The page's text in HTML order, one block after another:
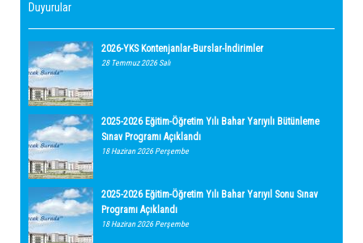
Duyurular
2026-YKS Kontenjanlar-Burslar-İndirimler
28 Temmuz 2026 Salı
2025-2026 Eğitim-Öğretim Yılı Bahar Yarıyılı Bütünleme
Sınav Programı Açıklandı
18 Haziran 2026 Perşembe
2025-2026 Eğitim-Öğretim Yılı Bahar Yarıyıl Sonu Sınav
Programı Açıklandı
18 Haziran 2026 Perşembe